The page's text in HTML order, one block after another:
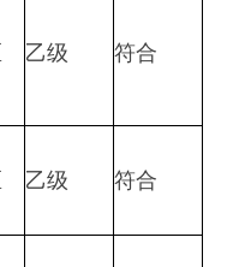
乙级 符合
乙级 符合